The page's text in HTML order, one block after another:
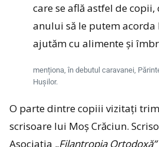
care se află astfel de
anului să le putem acorda
ajutăm cu alimente și
menționa, în debutul caravanei,
Hușilor.
O parte dintre copiii vizitați
scrisoare lui Moș Crăciun.
Asociația „Filantropia Ortodoxă”